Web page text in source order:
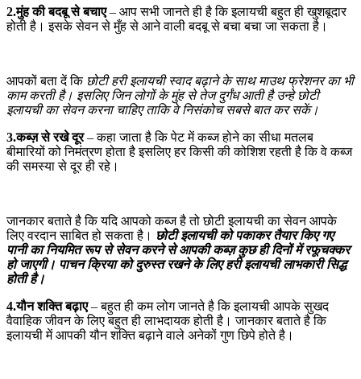
2.मुंह की बदबू से बचाए– आप सभी जानते ही है कि इलायची बहुत ही खुशबूदार
होती है। इसके सेवन से मुँह से आने वाली बदबू से बचा बचा जा सकता है।
आपकों बता दें कि छोटी हरी इलायची स्वाद बढ़ाने के साथ माउथ फ्रेशनर का भी
काम करती है। इसलिए जिन लोगों के मुंह से तेज दुर्गंध आती है उन्हे छोटी
इलायची का सेवन करना चाहिए ताकि वे निसंकोच सबसे बात कर सकें।
3.कब्ज़ से रखे दूर– कहा जाता है कि पेट में कब्ज होने का सीधा मतलब
बीमारियों को निमंत्रण होता है इसलिए हर किसी की कोशिश रहती है कि वे कब्ज
की समस्या से दूर ही रहे।
जानकार बताते है कि यदि आपको कब्ज है तो छोटी इलायची का सेवन आपके
लिए वरदान साबित हो सकता है। छोटी इलायची को पकाकर तैयार किए गए
पानी का नियमित रूप से सेवन करने से आपकी कब्ज़ कुछ ही दिनों में रफूचक्कर
हो जाएगी। पाचन क्रिया को दुरुस्त रखने के लिए हरी इलायची लाभकारी सिद्ध
होती है।
4.यौन शक्ति बढ़ाए– बहुत ही कम लोग जानते है कि इलायची आपके सुखद
वैवाहिक जीवन के लिए बहुत ही लाभदायक होती है। जानकार बताते है कि
इलायची में आपकी यौन शक्ति बढ़ाने वाले अनेकों गुण छिपे होते है।